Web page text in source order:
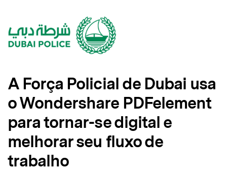
Loja
Search
A Força Policial de Dubai usa
o Wondershare PDFelement
para tornar-se digital e
melhorar seu fluxo de
trabalho